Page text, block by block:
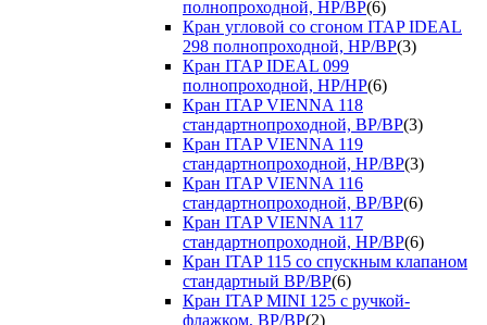
полнопроходной, НР/ВР(6)
Кран угловой со сгоном ITAP IDEAL
298 полнопроходной, НР/ВР(3)
Кран ITAP IDEAL 099
полнопроходной, НР/НР(6)
Кран ITAP VIENNA 118
стандартнопроходной, ВР/ВР(3)
Кран ITAP VIENNA 119
стандартнопроходной, НР/ВР(3)
Кран ITAP VIENNA 116
стандартнопроходной, ВР/ВР(6)
Кран ITAP VIENNA 117
стандартнопроходной, НР/ВР(6)
Кран ITAP 115 со спускным клапаном
стандартный ВР/ВР(6)
Кран ITAP MINI 125 с ручкой-
флажком, ВР/ВР(2)